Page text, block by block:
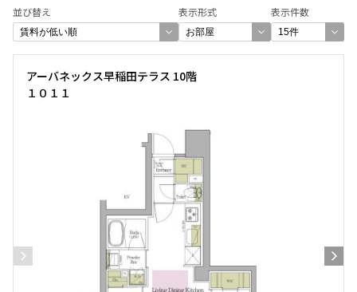
並び替え 表示形式 表示件数
管理費/共益費含む
礼金なし
敷金なし
礼金１ヶ月以下
フリーレント付き
1DK〜1LDK
3LDK
アーバネックス早稲田テラス 10階
１０１１